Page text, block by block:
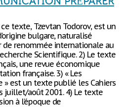
ce texte, Tzevtan Todorov, est un
bulgare, naturalisé
de renommée internationale au
Scientifique. 2) Le texte
une revue économique
française. 3) « Les
» est un texte publié les Cahiers
juillet/août 2001. 4) Le texte
à l’époque de